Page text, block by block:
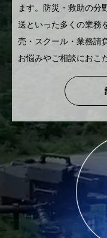
ます。防災・救助の分
送といった多くの業務
売・スクール・業務請
お悩みやご相談におこ